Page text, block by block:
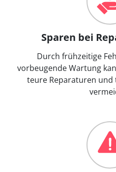
Sparen bei
Durch frühzeitige
vorbeugende Wartung
teure Reparaturen und